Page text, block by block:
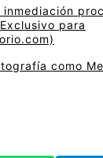
para
como